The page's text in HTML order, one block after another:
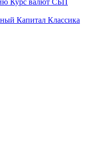
Курс валют СБП
Капитал Классика